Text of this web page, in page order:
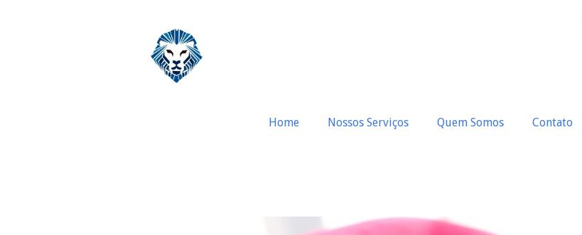
Home Nossos Serviços Quem Somos Contato